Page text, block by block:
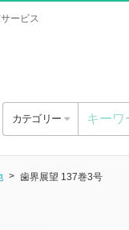
ービス
カテゴリー
歯界展望 137巻3号